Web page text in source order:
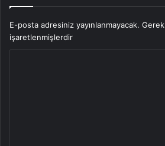
E-posta adresiniz yayınlanmayacak.
işaretlenmişlerdir